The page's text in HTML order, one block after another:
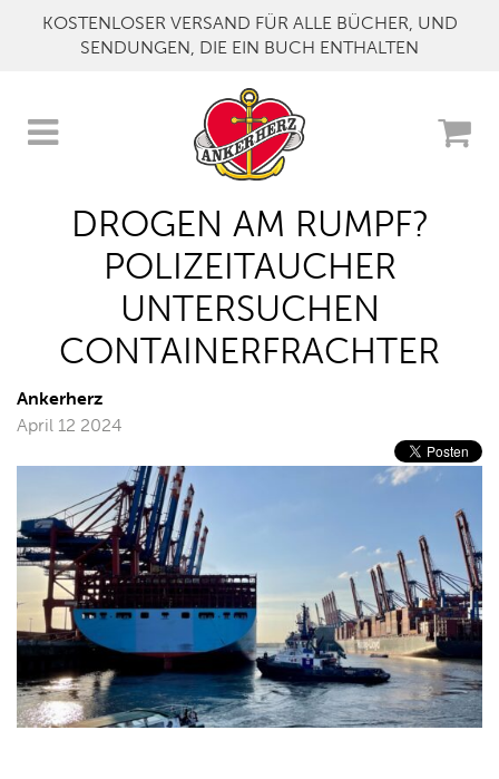
KOSTENLOSER VERSAND FÜR ALLE BÜCHER, UND
SENDUNGEN, DIE EIN BUCH ENTHALTEN
DROGEN AM RUMPF?
POLIZEITAUCHER
UNTERSUCHEN
CONTAINERFRACHTER
Ankerherz
April 12 2024